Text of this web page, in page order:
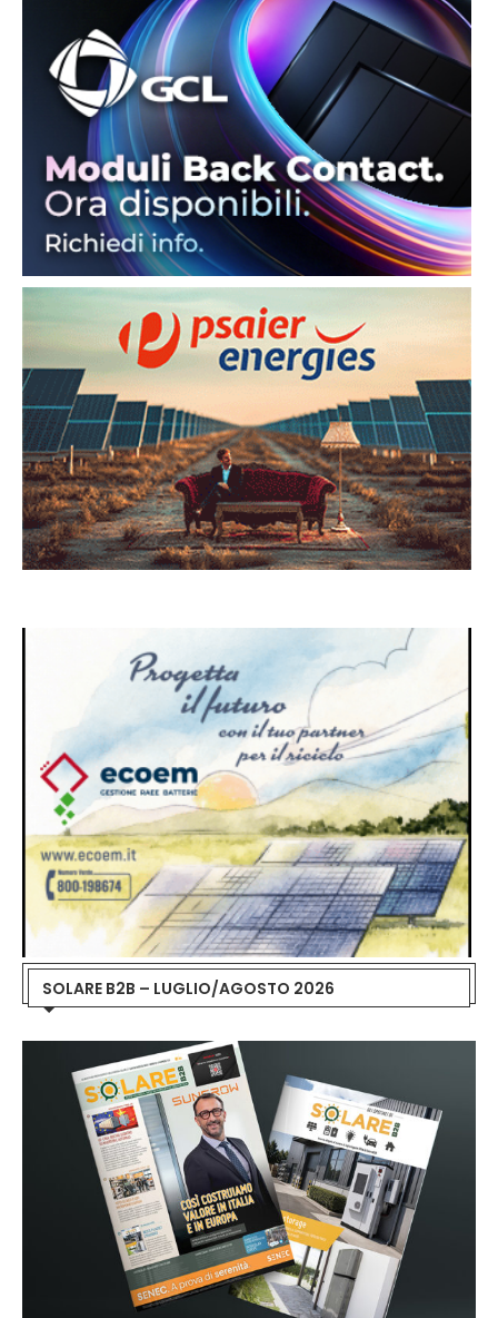
SOLARE B2B – LUGLIO/AGOSTO 2026